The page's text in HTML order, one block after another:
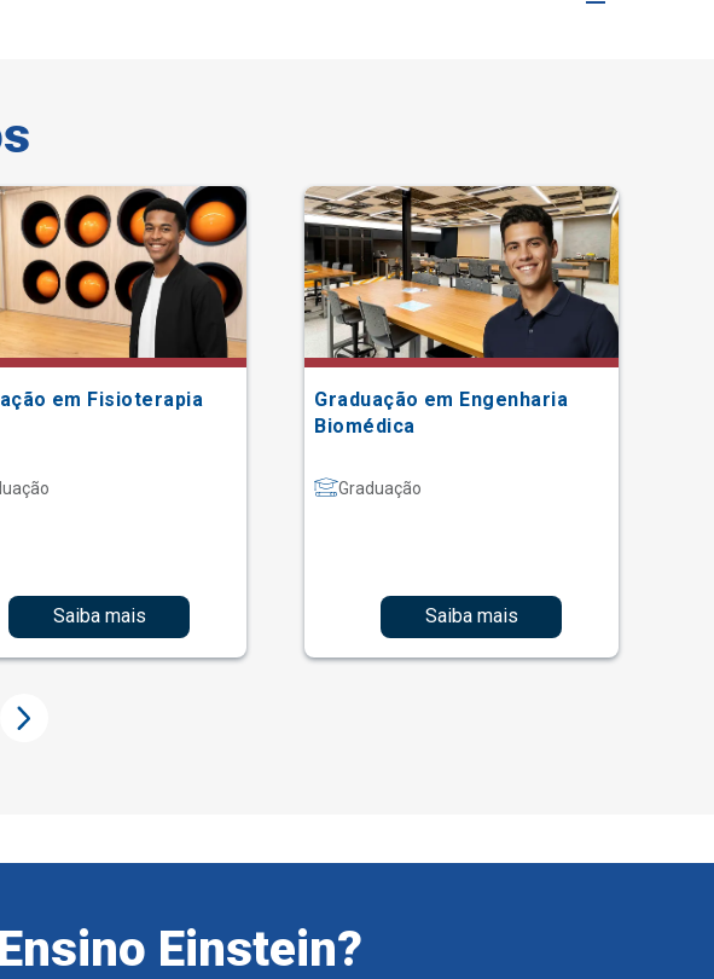
em Fisioterapia
Saiba mais
Graduação em Engenharia
Biomédica
Graduação
Saiba mais
Einstein?